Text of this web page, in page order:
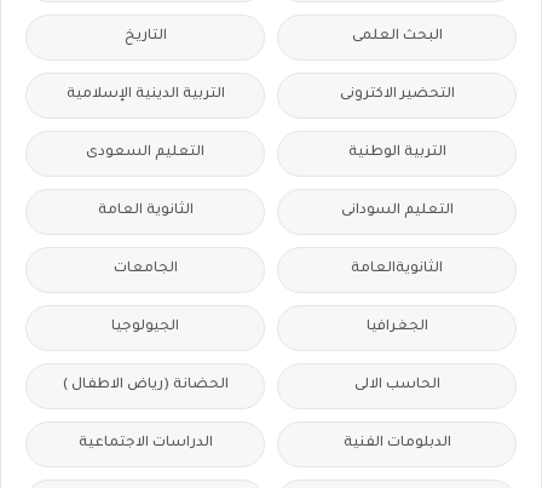
البحث العلمى التاريخ
التحضير الاكترونى التربية الدينية الإسلامية
التربية الوطنية التعليم السعودى
التعليم السودانى الثانوية العامة
الثانويةالعامة الجامعات
الجغرافيا الجيولوجيا
الحاسب الالى الحضانة (رياض الاطفال )
الدبلومات الفنية الدراسات الاجتماعية